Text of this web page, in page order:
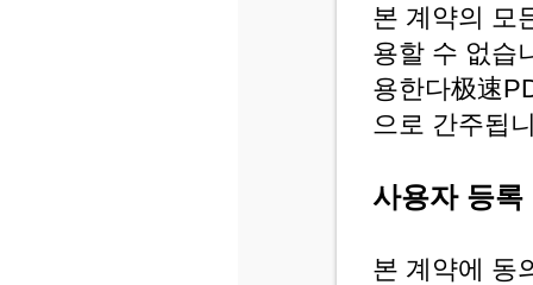
본 계약의 모
용할 수 없습
용한다极速
으로 간주됩
사용자 등록
본 계약에 동